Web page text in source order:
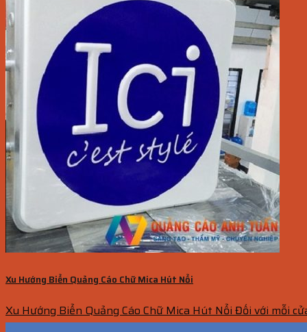
Xu Hướng Biển Quảng Cáo Chữ Mica Hút Nổi
Xu Hướng Biển Quảng Cáo Chữ Mica Hút Nổi Đối với mỗi